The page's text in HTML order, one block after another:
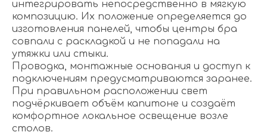
интегрировать непосредственно в мягкую
композицию. Их положение определяется до
изготовления панелей, чтобы центры бра
совпали с раскладкой и не попадали на
утяжки или стыки.
Проводка, монтажные основания и доступ к
подключениям предусматриваются заранее.
При правильном расположении свет
подчёркивает объём капитоне и создаёт
комфортное локальное освещение возле
столов.